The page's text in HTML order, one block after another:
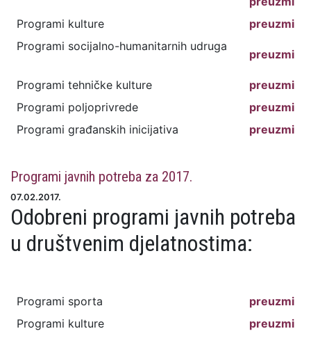
Programi kulture
preuzmi
Programi socijalno-humanitarnih udruga
preuzmi
Programi tehničke kulture
preuzmi
Programi poljoprivrede
preuzmi
Programi građanskih inicijativa
preuzmi
Programi javnih potreba za 2017.
07.02.2017.
Odobreni programi javnih potreba
u društvenim djelatnostima:
Programi sporta
preuzmi
Programi kulture
preuzmi